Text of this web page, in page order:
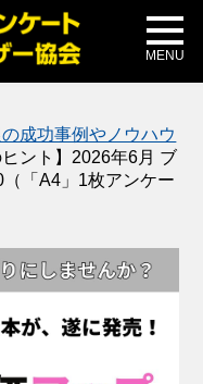
MENU
成功事例やノウハウ
ヒント】2026年6月 ブ
「A4」1枚アンケー